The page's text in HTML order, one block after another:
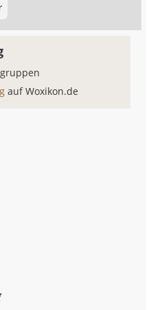
auf Woxikon.de